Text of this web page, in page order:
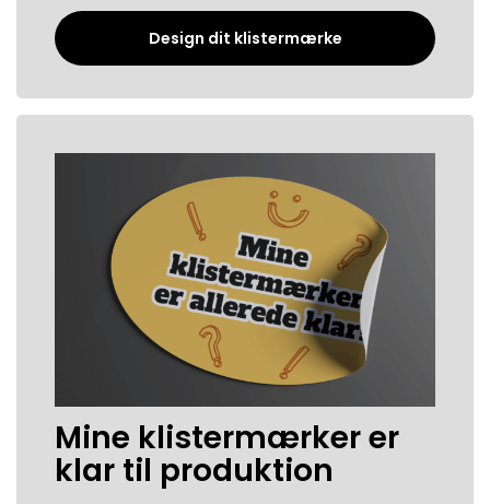
Design dit klistermærke
Mine klistermærker er
klar til produktion